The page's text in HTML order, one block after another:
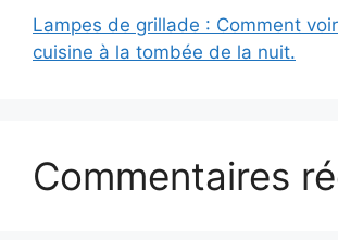
Lampes de grillade : Comment voir
cuisine à la tombée de la nuit.
Commentaires